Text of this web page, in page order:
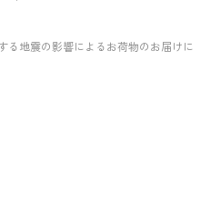
る地震の影響によるお荷物のお届けに